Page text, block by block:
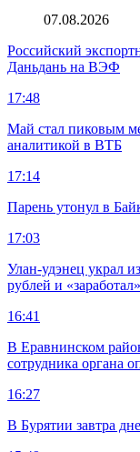
07.08.2026
Российский
Даньдань на ВЭФ
17:48
Май стал пиковым
аналитикой в ВТБ
17:14
Парень утонул в
17:03
Улан-удэнец украл
рублей и
16:41
В Еравнинском
сотрудника органа
16:27
В Бурятии завтра